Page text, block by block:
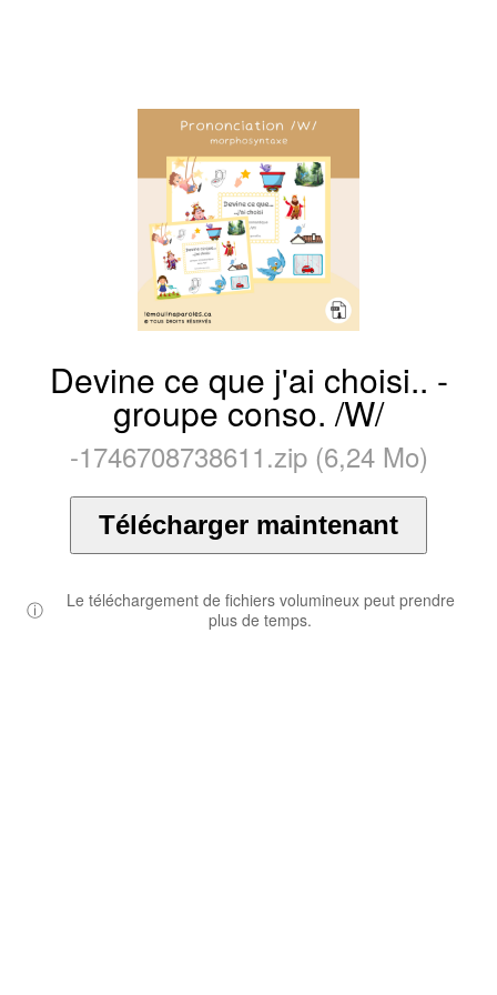
Devine ce que j'ai choisi.. -
groupe conso. /W/
-1746708738611.zip (6,24 Mo)
Télécharger maintenant
ⓘ
Le téléchargement de fichiers volumineux peut prendre
plus de temps.